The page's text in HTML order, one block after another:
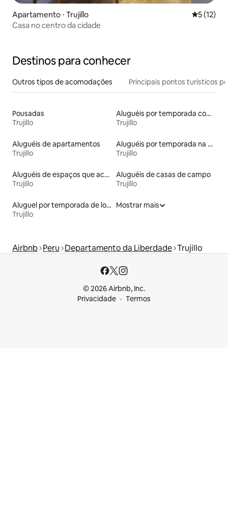
Apartamento ⋅ Trujillo 5 de uma
5 (12)
Casa no centro da cidade
Destinos para conhecer
Outros tipos de acomodações Principais pontos turísticos
Pousadas
Trujillo
Aluguéis por temporada com café da manhã
Trujillo
Aluguéis de apartamentos
Trujillo
Aluguéis por temporada na orla
Trujillo
Aluguéis de espaços que aceitam animais de estimação
Trujillo
Aluguéis de casas de campo
Trujillo
Aluguel por temporada de lofts
Trujillo
Mostrar mais
Airbnb Peru Departamento da Liberdade Trujillo
© 2026 Airbnb, Inc.
Privacidade
Termos